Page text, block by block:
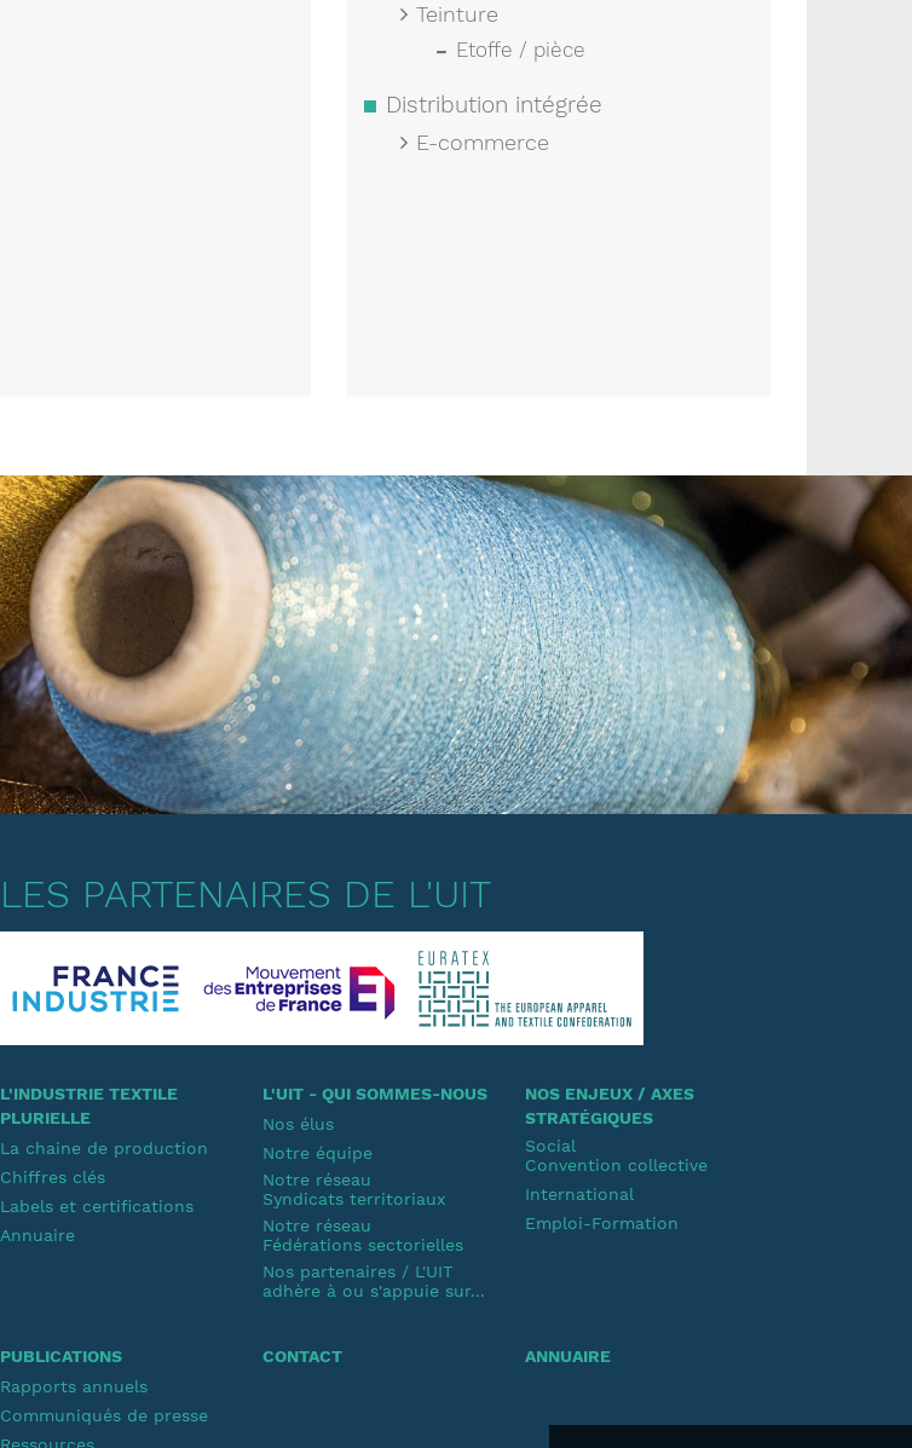
Teinture
Etoffe / pièce
Distribution intégrée
E-commerce
LES PARTENAIRES DE L'UIT
L'INDUSTRIE TEXTILE
PLURIELLE
La chaine de production
Chiffres clés
Labels et certifications
Annuaire
L'UIT - QUI SOMMES-NOUS
Nos élus
Notre équipe
Notre réseau
Syndicats territoriaux
Notre réseau
Fédérations sectorielles
Nos partenaires / L'UIT
adhère à ou s'appuie sur...
NOS ENJEUX / AXES
STRATÉGIQUES
Social
Convention collective
International
Emploi-Formation
PUBLICATIONS
Rapports annuels
Communiqués de presse
CONTACT ANNUAIRE